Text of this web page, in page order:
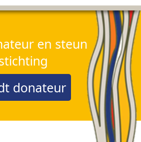
en steun
donateur